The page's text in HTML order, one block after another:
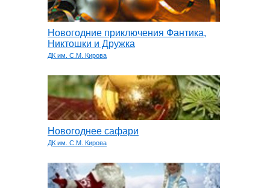
Новогодние приключения Фантика,
Никтошки и Дружка
ДК им. С.М. Кирова
Новогоднее сафари
ДК им. С.М. Кирова